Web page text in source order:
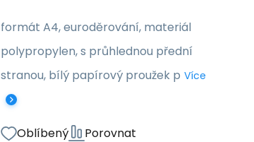
formát A4, euroděrování, materiál
polypropylen, s průhlednou přední
stranou, bílý papírový proužek p Více
Oblíbený Porovnat